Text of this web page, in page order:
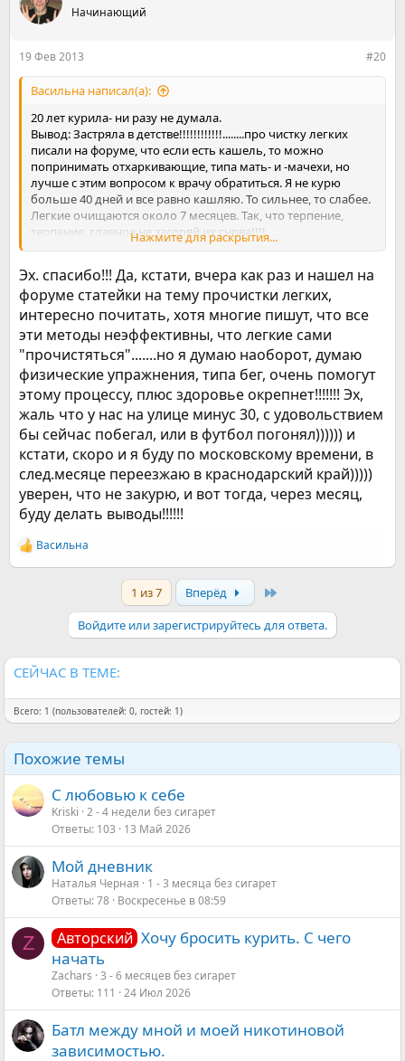
Начинающий
19 Фев 2013 #20
Васильна написал(а):
20 лет курила- ни разу не думала.
Вывод: Застряла в детстве!!!!!!!!!!!!........про чистку легких
писали на форуме, что если есть кашель, то можно
попринимать отхаркивающие, типа мать- и -мачехи, но
лучше с этим вопросом к врачу обратиться. Я не курю
больше 40 дней и все равно кашляю. То сильнее, то слабее.
Легкие очищаются около 7 месяцев. Так, что терпение,
терпение, главное не засоряй их снова!!!!
Жаль, что разница во времени!!!! Не совпадаю с тобой, я по
Желаю удачи и продвижения к цели!!!!!!!!!!
Нажмите для раскрытия...
Эх. спасибо!!! Да, кстати, вчера как раз и нашел на
форуме статейки на тему прочистки легких,
интересно почитать, хотя многие пишут, что все
эти методы неэффективны, что легкие сами
"прочистяться".......но я думаю наоборот, думаю
физические упражнения, типа бег, очень помогут
этому процессу, плюс здоровье окрепнет!!!!!!! Эх,
жаль что у нас на улице минус 30, с удовольствием
бы сейчас побегал, или в футбол погонял)))))) и
кстати, скоро и я буду по московскому времени, в
след.месяце переезжаю в краснодарский край)))))
уверен, что не закурю, и вот тогда, через месяц,
буду делать выводы!!!!!!
Р
е
Васильна
1 из 7 Вперёд
Войдите или зарегистрируйтесь для ответа.
СЕЙЧАС В ТЕМЕ:
Всего: 1 (пользователей: 0, гостей: 1)
Похожие темы
С любовью к себе
Kriski 2 - 4 недели без сигарет
Ответы 103 13 Май 2026
Мой дневник
Наталья Черная
1 - 3 месяца без сигарет
Ответы 78 Воскресенье в 08:59
Z Авторский Хочу бросить курить. С чего
начать
Zachars 3 - 6 месяцев без сигарет
Ответы 111 24 Июл 2026
Батл между мной и моей никотиновой
зависимостью.